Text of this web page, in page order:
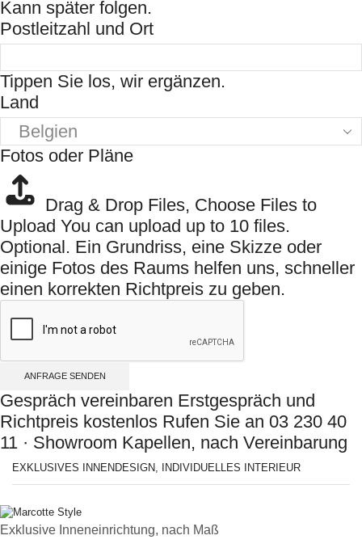
Kann später folgen.
Postleitzahl und Ort
Tippen Sie los, wir ergänzen.
Land
Fotos oder Pläne
Drag & Drop Files, Choose Files to
Upload You can upload up to 10 files.
Optional. Ein Grundriss, eine Skizze oder
einige Fotos des Raums helfen uns, schneller
einen korrekten Richtpreis zu geben.
ANFRAGE SENDEN
Gespräch vereinbaren Erstgespräch und
Richtpreis kostenlos Rufen Sie an 03 230 40
11 · Showroom Kapellen, nach Vereinbarung
EXKLUSIVES INNENDESIGN, INDIVIDUELLES INTERIEUR
Exklusive Inneneinrichtung, nach Maß